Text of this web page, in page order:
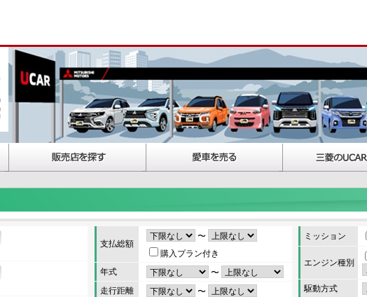
支払総額
〜
購入プラン付き
年式
〜
走行距離
〜
ミッション
エンジン種別
駆動方式